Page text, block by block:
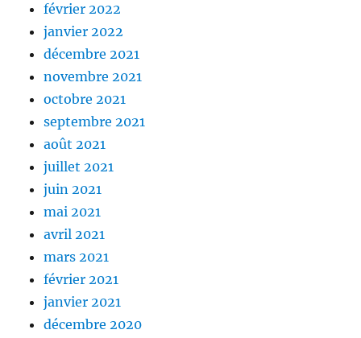
février 2022
janvier 2022
décembre 2021
novembre 2021
octobre 2021
septembre 2021
août 2021
juillet 2021
juin 2021
mai 2021
avril 2021
mars 2021
février 2021
janvier 2021
décembre 2020